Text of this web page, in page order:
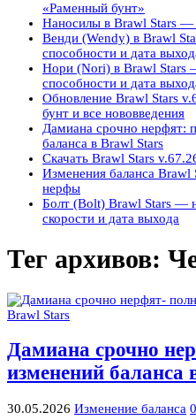
«Раменный бунт»
Наносилы в Brawl Stars —
Венди (Wendy) в Brawl
способности и дата
Нори (Nori) в Brawl Stars
способности и дата
Обновление Brawl Stars
бунт и все нововведения
Дамиана срочно нерфят:
баланса в Brawl Stars
Скачать Brawl Stars
Изменения баланса
нерфы
Болт (Bolt) Brawl Stars —
скорости и дата выхода
Тег архивов:
Дамиана срочно
изменений баланса
30.05.2026 Изменение баланса 0